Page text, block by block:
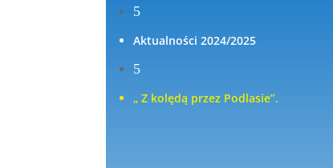
5
Aktualności 2024/2025
5
„ Z kolędą przez Podlasie”.